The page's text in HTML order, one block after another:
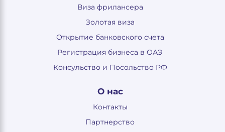
Виза фрилансера
Золотая виза
Открытие банковского счета
Регистрация бизнеса в ОАЭ
Консульство и Посольство РФ
О нас
Контакты
Партнерство